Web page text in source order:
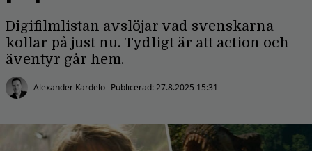
Digifilmlistan avslöjar vad svenskarna
kollar på just nu. Tydligt är att action och
äventyr går hem.
Alexander Kardelo Publicerad:27.8.2025 15:31